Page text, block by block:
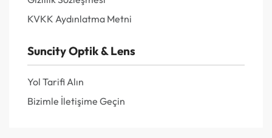
KVKK Aydınlatma Metni
Suncity Optik & Lens
Yol Tarifi Alın
Bizimle İletişime Geçin